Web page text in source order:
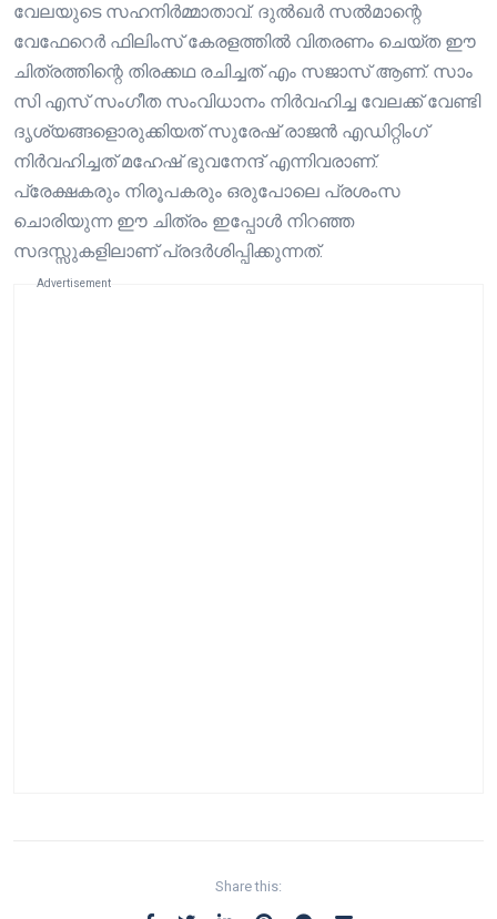
വേലയുടെ സഹനിർമ്മാതാവ്. ദുൽഖർ സൽമാന്റെ
വേഫേറെർ ഫിലിംസ് കേരളത്തിൽ വിതരണം ചെയ്ത ഈ
ചിത്രത്തിന്റെ തിരക്കഥ രചിച്ചത് എം സജാസ് ആണ്. സാം
സി എസ്‌ സംഗീത സംവിധാനം നിർവഹിച്ച വേലക്ക് വേണ്ടി
ദൃശ്യങ്ങളൊരുക്കിയത് സുരേഷ് രാജൻ എഡിറ്റിംഗ്
നിർവഹിച്ചത് മഹേഷ് ഭുവനേന്ദ് എന്നിവരാണ്.
പ്രേക്ഷകരും നിരൂപകരും ഒരുപോലെ പ്രശംസ
ചൊരിയുന്ന ഈ ചിത്രം ഇപ്പോൾ നിറഞ്ഞ
സദസ്സുകളിലാണ് പ്രദർശിപ്പിക്കുന്നത്.
Advertisement
Share this: